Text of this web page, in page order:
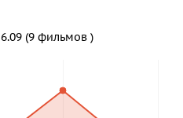
6.09 (9 фильмов )